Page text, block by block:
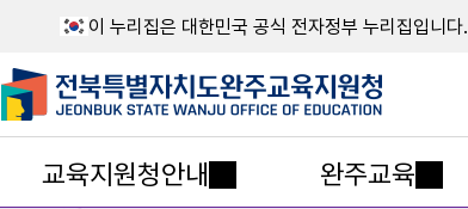
이 누리집은 대한민국 공식 전자정부 누리집입니다.
교육지원청안내 완주교육